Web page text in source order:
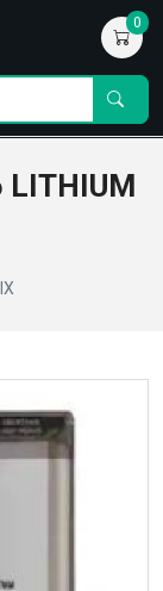
0
LITHIUM